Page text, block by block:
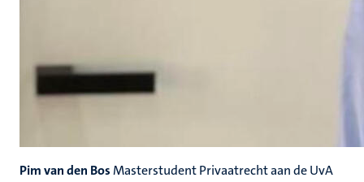
Pim van den BosMasterstudent Privaatrecht aan de UvA